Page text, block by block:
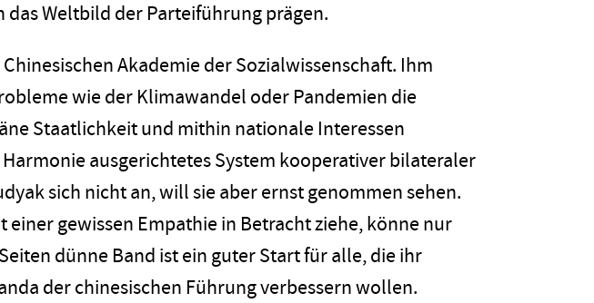
Weltbild der Parteiführung prägen.
Akademie der Sozialwissenschaft. Ihm
wie der Klimawandel oder Pandemien die
Staatlichkeit und mithin nationale Interessen
ausgerichtetes System kooperativer bilateraler
sich nicht an, will sie aber ernst genommen sehen.
gewissen Empathie in Betracht ziehe, könne nur
dünne Band ist ein guter Start für alle, die ihr
der chinesischen Führung verbessern wollen.